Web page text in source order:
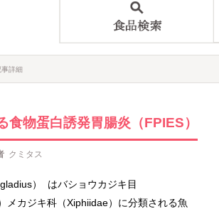
詳細
食物蛋白誘発胃腸炎（FPIES）
クミタス
） はバショウカジキ目
メカジキ科（Xiphiidae）に分類される魚